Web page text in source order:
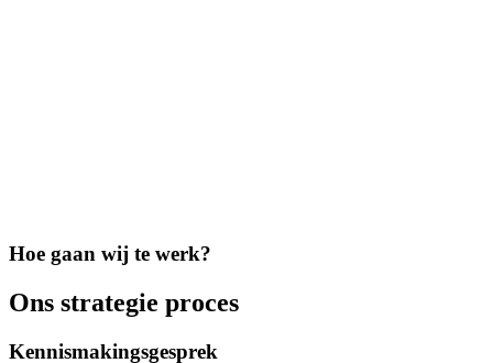
Hoe gaan wij te werk?
Ons strategie proces
Kennismakingsgesprek